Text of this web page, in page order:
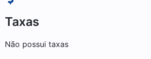
Taxas
Não possui taxas